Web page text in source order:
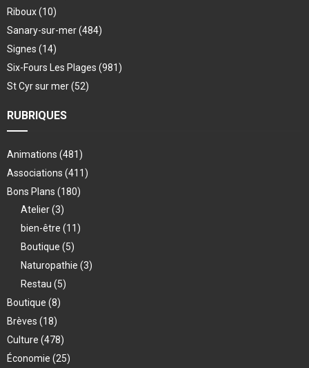
Riboux(10)
Sanary-sur-mer(484)
Signes (14)
Six-Fours Les Plages (981)
St Cyr sur mer(52)
RUBRIQUES
Animations (481)
Associations (411)
Bons Plans (180)
Atelier(3)
bien-être (11)
Boutique (5)
Naturopathie (3)
Restau (5)
Boutique (8)
Brèves (18)
Culture (478)
Économie (25)